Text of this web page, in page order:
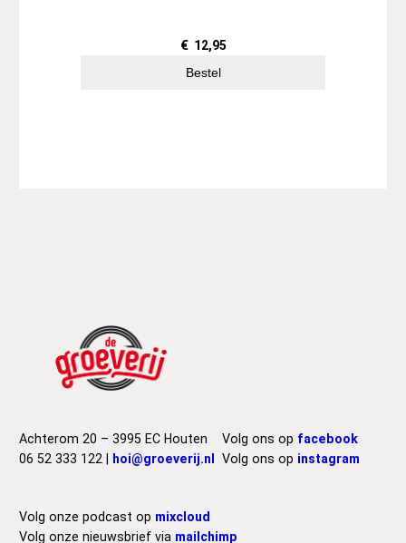
€ 12,95
Bestel
Achterom 20 – 3995 EC Houten
06 52 333 122 |
hoi@groeverij.nl
Volg ons op facebook
Volg ons op instagram
Volg onze podcast op mixcloud
Volg onze nieuwsbrief via mailchimp